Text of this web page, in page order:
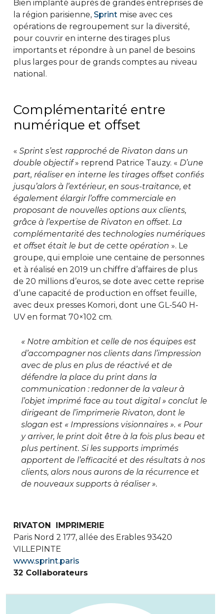
Bien implanté auprès de grandes entreprises de
la région parisienne, Sprint mise avec ces
opérations de regroupement sur la diversité,
pour couvrir en interne des tirages plus
importants et répondre à un panel de besoins
plus larges pour de grands comptes au niveau
national.
Complémentarité entre
numérique et offset
« Sprint s’est rapproché de Rivaton dans un
double objectif» reprend Patrice Tauzy. « D’une
part, réaliser en interne les tirages offset confiés
jusqu’alors à l’extérieur, en sous-traitance, et
également élargir l’offre commerciale en
proposant de nouvelles options aux clients,
grâce à l’expertise de Rivaton en offset. La
complémentarité des technologies numériques
et offset était le but de cette opération ». Le
groupe, qui emploie une centaine de personnes
et à réalisé en 2019 un chiffre d’affaires de plus
de 20 millions d’euros, se dote avec cette reprise
d’une capacité de production en offset feuille,
avec deux presses Komori, dont une GL-540 H-
UV en format 70×102 cm.
« Notre ambition et celle de nos équipes est
d’accompagner nos clients dans l’impression
avec de plus en plus de réactivé et de
défendre la place du print dans la
communication : redonner de la valeur à
l’objet imprimé face au tout digital » conclut le
dirigeant de l’imprimerie Rivaton, dont le
slogan est « Impressions visionnaires ». « Pour
y arriver, le print doit être à la fois plus beau et
plus pertinent. Si les supports imprimés
apportent de l’efficacité et des résultats à nos
clients, alors nous aurons de la récurrence et
de nouveaux supports à réaliser ».
RIVATON IMPRIMERIE
Paris Nord 2 177, allée des Erables 93420
VILLEPINTE
www.sprint.paris
32 Collaborateurs